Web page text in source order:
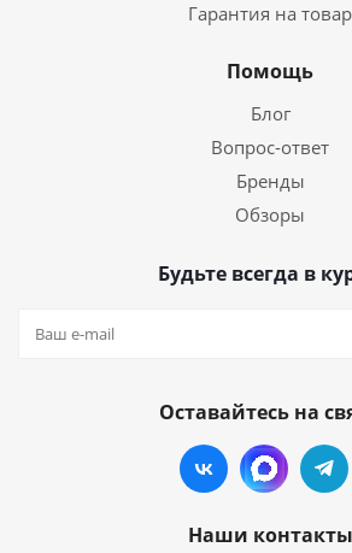
Гарантия на товар
Помощь
Блог
Вопрос-ответ
Бренды
Обзоры
Будьте всегда в
Оставайтесь на
Наши контакты